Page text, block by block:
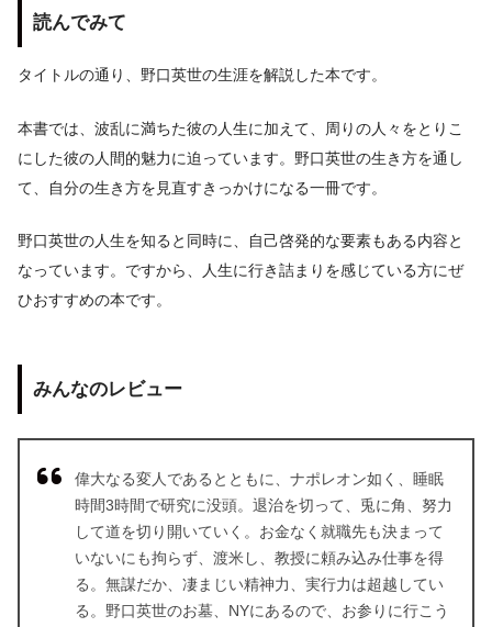
読んでみて
タイトルの通り、野口英世の生涯を解説した本です。
本書では、波乱に満ちた彼の人生に加えて、周りの人々をとりこ
にした彼の人間的魅力に迫っています。野口英世の生き方を通し
て、自分の生き方を見直すきっかけになる一冊です。
野口英世の人生を知ると同時に、自己啓発的な要素もある内容と
なっています。ですから、人生に行き詰まりを感じている方にぜ
ひおすすめの本です。
みんなのレビュー
偉大なる変人であるとともに、ナポレオン如く、睡眠
時間3時間で研究に没頭。退治を切って、兎に角、努力
して道を切り開いていく。お金なく就職先も決まって
いないにも拘らず、渡米し、教授に頼み込み仕事を得
る。無謀だか、凄まじい精神力、実行力は超越してい
る。野口英世のお墓、NYにあるので、お参りに行こう